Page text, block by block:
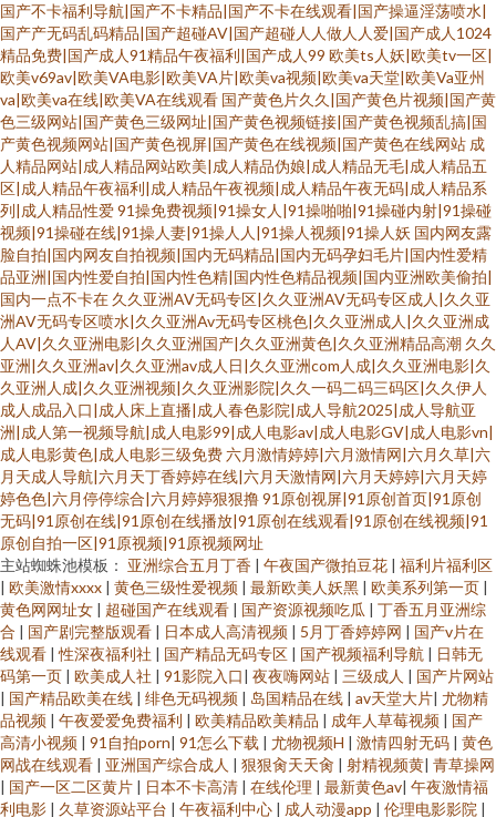
国产不卡福利导航|国产不卡精品|国产不卡在线观看|国产操逼淫荡喷水|
国产产无码乱码精品|国产超碰AV|国产超碰人人做人人爱|国产成人1024
精品免费|国产成人91精品午夜福利|国产成人99 欧美ts人妖|欧美tv一区|
欧美v69av|欧美VA电影|欧美VA片|欧美va视频|欧美va天堂|欧美Va亚州
va|欧美va在线|欧美VA在线观看 国产黄色片久久|国产黄色片视频|国产黄
色三级网站|国产黄色三级网址|国产黄色视频链接|国产黄色视频乱搞|国
产黄色视频网站|国产黄色视屏|国产黄色在线视频|国产黄色在线网站 成
人精品网站|成人精品网站欧美|成人精品伪娘|成人精品无毛|成人精品五
区|成人精品午夜福利|成人精品午夜视频|成人精品午夜无码|成人精品系
列|成人精品性爱91操免费视频|91操女人|91操啪啪|91操碰内射|91操碰
视频|91操碰在线|91操人妻|91操人人|91操人视频|91操人妖 国内网友露
脸自拍|国内网友自拍视频|国内无码精品|国内无码孕妇毛片|国内性爱精
品亚洲|国内性爱自拍|国内性色精|国内性色精品视频|国内亚洲欧美偷拍|
国内一点不卡在 久久亚洲AV无码专区|久久亚洲AV无码专区成人|久久亚
洲AV无码专区喷水|久久亚洲Av无码专区桃色|久久亚洲成人|久久亚洲成
人AV|久久亚洲电影|久久亚洲国产|久久亚洲黄色|久久亚洲精品高潮 久久
亚洲|久久亚洲av|久久亚洲av成人日|久久亚洲com人成|久久亚洲电影|久
久亚洲人成|久久亚洲视频|久久亚洲影院|久久一码二码三码区|久久伊人
成人成品入口|成人床上直播|成人春色影院|成人导航2025|成人导航亚
洲|成人第一视频导航|成人电影99|成人电影av|成人电影GV|成人电影vn|
成人电影黄色|成人电影三级免费六月激情婷婷|六月激情网|六月久草|六
月天成人导航|六月天丁香婷婷在线|六月天激情网|六月天婷婷|六月天婷
婷色色|六月停停综合|六月婷婷狠狠撸91原创视屏|91原创首页|91原创
无码|91原创在线|91原创在线播放|91原创在线观看|91原创在线视频|91
原创自拍一区|91原视频|91原视频网址
主站蜘蛛池模板： 亚洲综合五月丁香 | 午夜国产微拍豆花 | 福利片福利区
| 欧美激情xxxx | 黄色三级性爱视频 | 最新欧美人妖黑 | 欧美系列第一页 |
黄色网网址女 | 超碰国产在线观看 | 国产资源视频吃瓜 | 丁香五月亚洲综
合 | 国产剧完整版观看 | 日本成人高清视频 | 5月丁香婷婷网 | 国产v片在
线观看 |性深夜福利社 | 国产精品无码专区 | 国产视频福利导航 | 日韩无
码第一页 | 欧美成人社 | 91影院入口| 夜夜嗨网站 | 三级成人 | 国产片网站
| 国产精品欧美在线 | 绯色无码视频 | 岛国精品在线 | av天堂大片| 尤物精
品视频 | 午夜爱爱免费福利 | 欧美精品欧美精品 | 成年人草莓视频 | 国产
高清小视频 | 91自拍porn| 91怎么下载 | 尤物视频H | 激情四射无码 | 黄色
网战在线观看 | 亚洲国产综合成人 | 狠狠肏天天肏 | 射精视频黄| 青草操网
| 国产一区二区黄片 | 日本不卡高清 | 在线伦理 | 最新黄色av| 午夜激情福
利电影 | 久草资源站平台 | 午夜福利中心 | 成人动漫app | 伦理电影影院 |